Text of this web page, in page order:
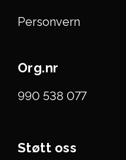
Personvern
Org.nr
990 538 077
Støtt oss